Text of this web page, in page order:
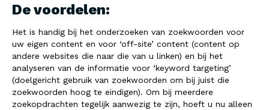
De voordelen:
Het is handig bij het onderzoeken van zoekwoorden voor
uw eigen content en voor ‘off-site’ content (content op
andere websites die naar die van u linken) en bij het
analyseren van de informatie voor ‘keyword targeting’
(doelgericht gebruik van zoekwoorden om bij juist die
zoekwoorden hoog te eindigen). Om bij meerdere
zoekopdrachten tegelijk aanwezig te zijn, hoeft u nu alleen